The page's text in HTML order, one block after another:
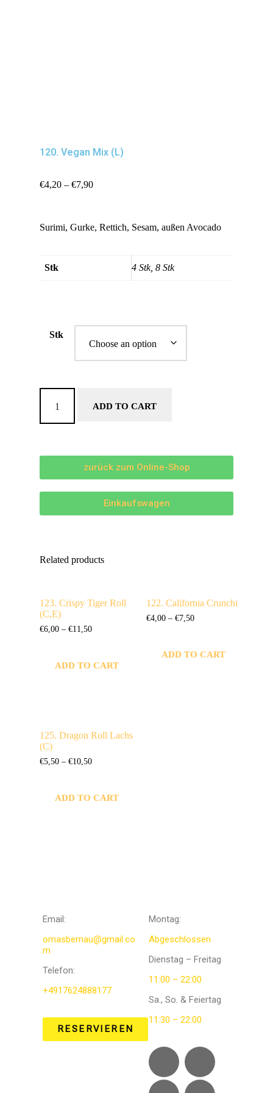
120. Vegan Mix (L)
€4,20 – €7,90
Surimi, Gurke, Rettich, Sesam, außen Avocado
Stk 4 Stk, 8 Stk
Stk
ADD TO CART
zurück zum Online-Shop
Einkaufswagen
Related products
123. Crispy Tiger Roll
(C,E)
€6,00 – €11,50
ADD TO CART
122. California Crunchi
€4,00 – €7,50
ADD TO CART
125. Dragon Roll Lachs
(C)
€5,50 – €10,50
ADD TO CART
Email:
omasbernau@gmail.co
m
Telefon:
+4917624888177
RESERVIEREN
Montag:
Abgeschlossen
Dienstag – Freitag
11:00 – 22:00
Sa., So. & Feiertag
11:30 – 22:00